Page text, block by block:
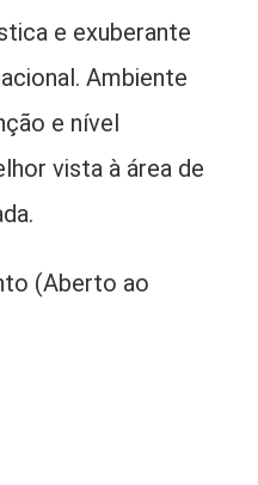
e exuberante
Ambiente
e nível
vista à área de
(Aberto ao